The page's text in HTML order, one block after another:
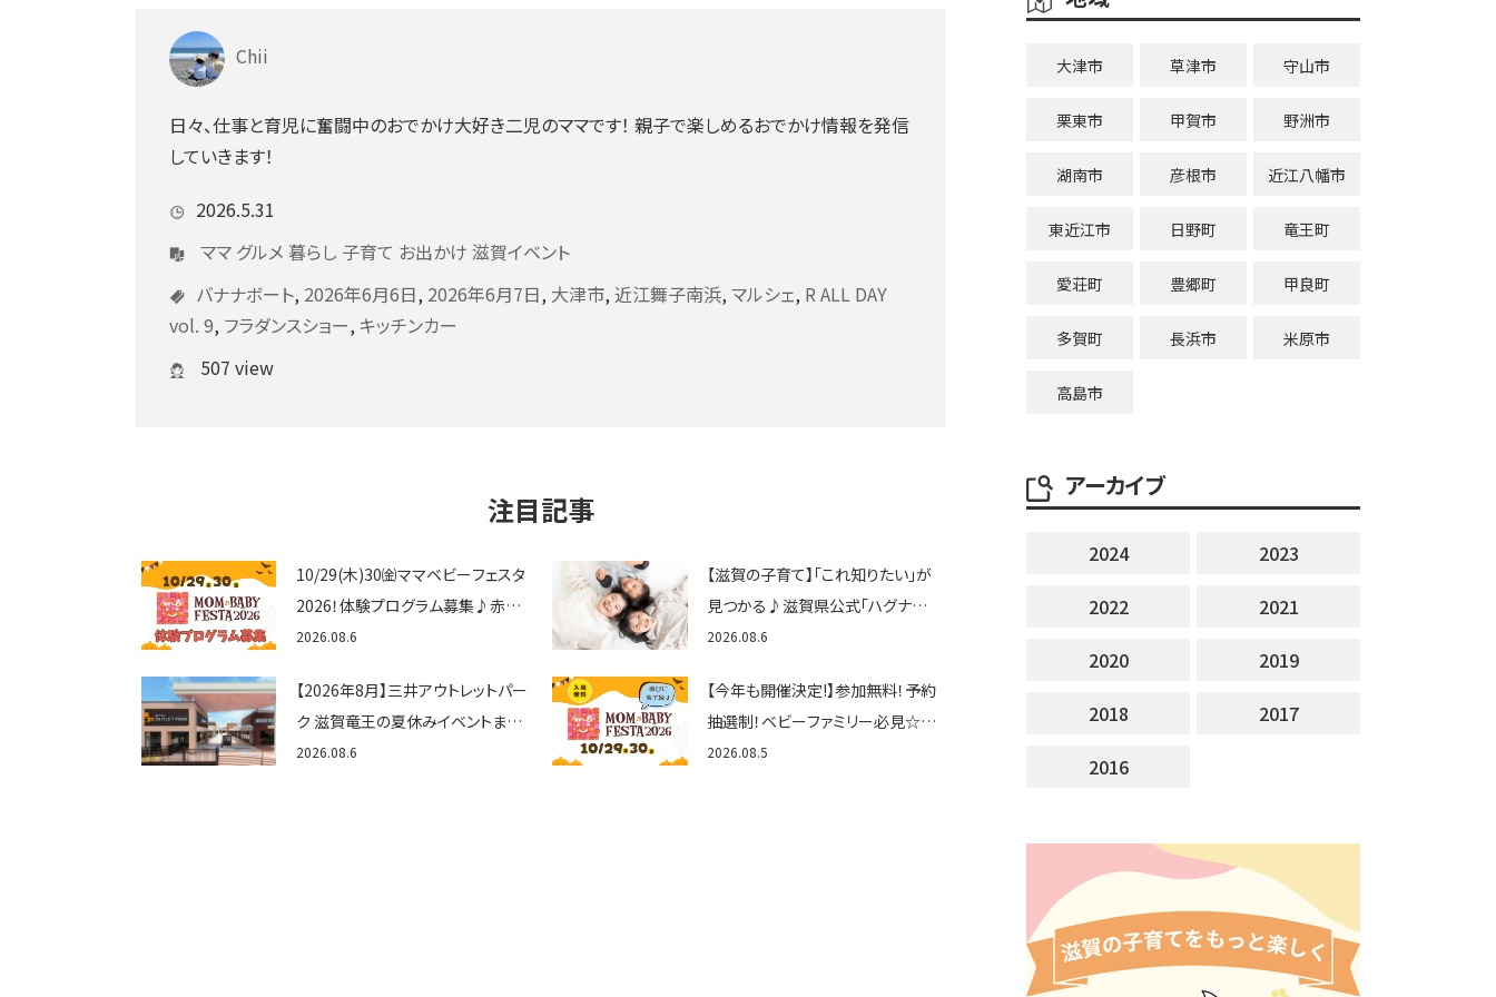
Chii
日々、仕事と育児に奮闘中のおでかけ大好き二児のママです！ 親子で楽しめるおでかけ情報を発信
していきます！
2026.5.31
ママ グルメ 暮らし 子育て お出かけ 滋賀イベント
バナナボート, 2026年6月6日, 2026年6月7日, 大津市, 近江舞子南浜, マルシェ, R ALL DAY
vol. 9, フラダンスショー, キッチンカー
507 view
注目記事
10/29(木)30㈮ママベビーフェスタ
2026！体験プログラム募集♪赤ち
ゃん向けイベントに出演しません
2026.08.6
【滋賀の子育て】「これ知りたい」が
見つかる♪滋賀県公式「ハグナビ
しが」使ってる？おでかけ・制度・子
2026.08.6
【2026年8月】三井アウトレットパー
ク 滋賀竜王の夏休みイベントまと
め！びしょぬれ水あそび・激辛グル
2026.08.6
【今年も開催決定!】参加無料！予約
抽選制！ベビーファミリー必見☆入
場無料☆10/29(木)30(金)ママベ
2026.08.5
大津市 草津市 守山市
栗東市 甲賀市 野洲市
湖南市 彦根市 近江八幡市
東近江市 日野町 竜王町
愛荘町 豊郷町 甲良町
多賀町 長浜市 米原市
高島市
アーカイブ
2024
2023
2022
2021
2020
2019
2018
2017
2016